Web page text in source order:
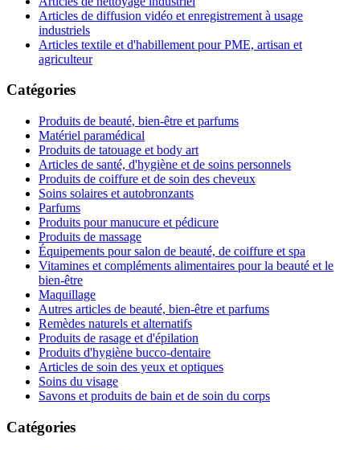
Articles de diffusion vidéo et enregistrement à usage
industriels
Articles textile et d'habillement pour PME, artisan et
agriculteur
Catégories
Produits de beauté, bien-être et parfums
Matériel paramédical
Produits de tatouage et body art
Articles de santé, d'hygiène et de soins personnels
Produits de coiffure et de soin des cheveux
Soins solaires et autobronzants
Parfums
Produits pour manucure et pédicure
Produits de massage
Équipements pour salon de beauté, de coiffure et spa
Vitamines et compléments alimentaires pour la beauté et le
bien-être
Maquillage
Autres articles de beauté, bien-être et parfums
Remèdes naturels et alternatifs
Produits de rasage et d'épilation
Produits d'hygiène bucco-dentaire
Articles de soin des yeux et optiques
Soins du visage
Savons et produits de bain et de soin du corps
Catégories